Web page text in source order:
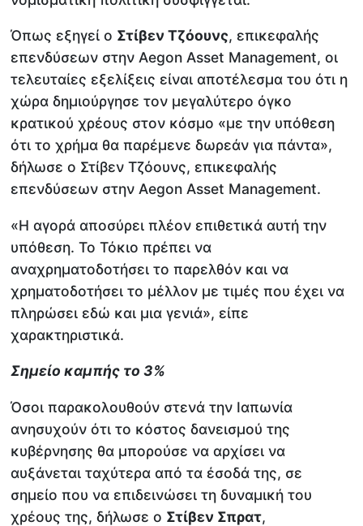
Όπως εξηγεί ο Στίβεν Τζόουνς, επικεφαλής
επενδύσεων στην Aegon Asset Management, οι
τελευταίες εξελίξεις είναι αποτέλεσμα του ότι η
χώρα δημιούργησε τον μεγαλύτερο όγκο
κρατικού χρέους στον κόσμο «με την υπόθεση
ότι το χρήμα θα παρέμενε δωρεάν για πάντα»,
δήλωσε ο Στίβεν Τζόουνς, επικεφαλής
επενδύσεων στην Aegon Asset Management.
«Η αγορά αποσύρει πλέον επιθετικά αυτή την
υπόθεση. Το Τόκιο πρέπει να
αναχρηματοδοτήσει το παρελθόν και να
χρηματοδοτήσει το μέλλον με τιμές που έχει να
πληρώσει εδώ και μια γενιά», είπε
χαρακτηριστικά.
Σημείο καμπής το 3%
Όσοι παρακολουθούν στενά την Ιαπωνία
ανησυχούν ότι το κόστος δανεισμού της
κυβέρνησης θα μπορούσε να αρχίσει να
αυξάνεται ταχύτερα από τα έσοδά της, σε
σημείο που να επιδεινώσει τη δυναμική του
χρέους της, δήλωσε ο Στίβεν Σπρατ,